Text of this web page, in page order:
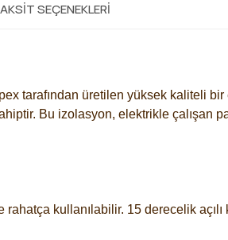
SEÇENEKLERI
tarafından üretilen yüksek kaliteli bir
Bu izolasyon, elektrikle çalışan
kullanılabilir. 15 derecelik